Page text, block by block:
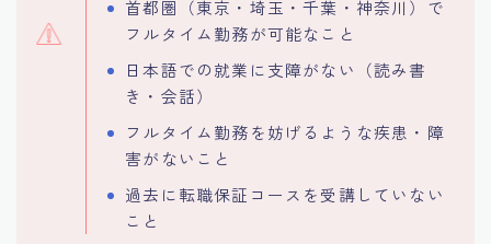
首都圏（東京・埼玉・千葉・神奈川）で
フルタイム勤務が可能なこと
日本語での就業に支障がない（読み書
き・会話）
フルタイム勤務を妨げるような疾患・障
害がないこと
過去に転職保証コースを受講していない
こと